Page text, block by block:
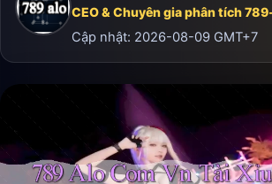
CEO & Chuyên gia phân tích
Cập nhật: 2026-08-09 GMT+7